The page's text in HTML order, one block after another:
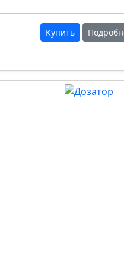
Купить